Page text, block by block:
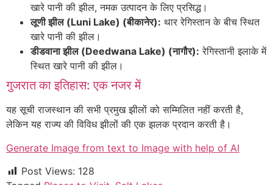
खारे पानी की झील, नमक उत्पादन के लिए प्रसिद्ध।
लूणी झील (Luni Lake) (बीकानेर): थार रेगिस्तान के बीच स्थित
खारे पानी की झील।
डीडवाना झील (Deedwana Lake) (नागौर): रेगिस्तानी इलाके में
स्थित खारे पानी की झील।
गुजरात का इतिहास: एक नजर में
यह सूची राजस्थान की सभी प्रमुख झीलों को सम्मिलित नहीं करती है,
लेकिन यह राज्य की विविध झीलों की एक झलक प्रदान करती है।
Generate Image from text to Image with help of AI
Post Views: 128